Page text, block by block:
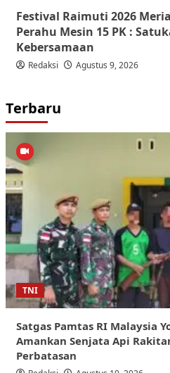
Festival Raimuti 2026
Perahu Mesin 15 PK :
Kebersamaan
Redaksi Agustus 9, 2026
Terbaru
TNI
Satgas Pamtas RI Malaysia
Amankan Senjata Api
Perbatasan